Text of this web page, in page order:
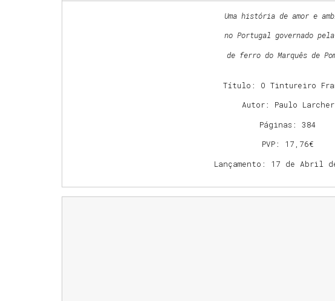
Uma história de amor e
no Portugal governado pela
de ferro do Marquês de
Título: O Tintureiro
Autor: Paulo Larcher
Páginas: 384
PVP: 17,76€
Lançamento: 17 de Abril